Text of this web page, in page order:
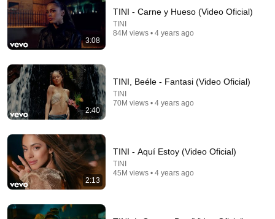
TINI • 131M views
3:08
TINI - Carne y Hueso (Video Oficial)
TINI
84M views • 4 years ago
2:40
TINI, Beéle - Fantasi (Video Oficial)
TINI
70M views • 4 years ago
2:13
TINI - Aquí Estoy (Video Oficial)
TINI
45M views • 4 years ago